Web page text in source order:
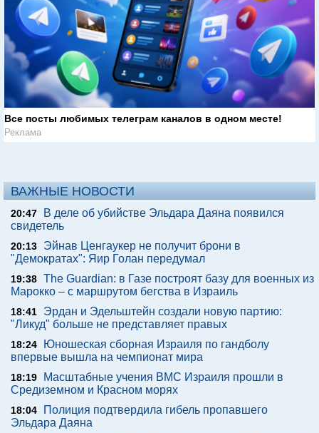
Все посты любимых телеграм каналов в одном месте!
Реклама
ВАЖНЫЕ НОВОСТИ
20:47
В деле об убийстве Эльдара Даяна появился
свидетель
20:13
Эйнав Ценгаукер не получит брони в
"Демократах": Яир Голан передумал
19:38 The Guardian: в Газе построят базу для военных из
Марокко – с маршрутом бегства в Израиль
18:41
Эрдан и Эдельштейн создали новую партию:
"Ликуд" больше не представляет правых
18:24
Юношеская сборная Израиля по гандболу
впервые вышла на чемпионат мира
18:19
Масштабные учения ВМС Израиля прошли в
Средиземном и Красном морях
18:04
Полиция подтвердила гибель пропавшего
Эльдара Даяна